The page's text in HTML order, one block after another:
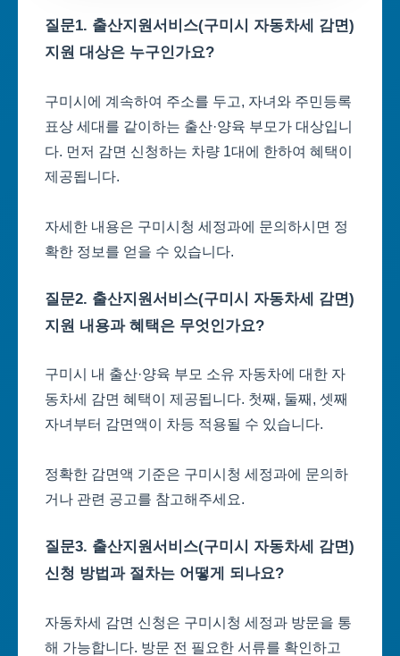
질문1. 출산지원서비스(구미시 자동차세 감면)
지원 대상은 누구인가요?
구미시에 계속하여 주소를 두고, 자녀와 주민등록
표상 세대를 같이하는 출산·양육 부모가 대상입니
다. 먼저 감면 신청하는 차량 1대에 한하여 혜택이
제공됩니다.
자세한 내용은 구미시청 세정과에 문의하시면 정
확한 정보를 얻을 수 있습니다.
질문2. 출산지원서비스(구미시 자동차세 감면)
지원 내용과 혜택은 무엇인가요?
구미시 내 출산·양육 부모 소유 자동차에 대한 자
동차세 감면 혜택이 제공됩니다. 첫째, 둘째, 셋째
자녀부터 감면액이 차등 적용될 수 있습니다.
정확한 감면액 기준은 구미시청 세정과에 문의하
거나 관련 공고를 참고해주세요.
질문3. 출산지원서비스(구미시 자동차세 감면)
신청 방법과 절차는 어떻게 되나요?
자동차세 감면 신청은 구미시청 세정과 방문을 통
해 가능합니다. 방문 전 필요한 서류를 확인하고